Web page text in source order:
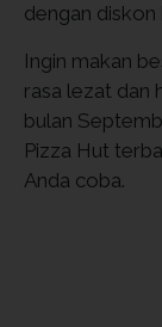
dengan diskon
Ingin makan
rasa lezat dan
bulan
Pizza Hut
Anda coba.